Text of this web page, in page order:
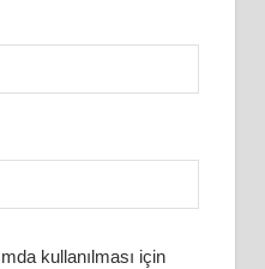
kullanılması için